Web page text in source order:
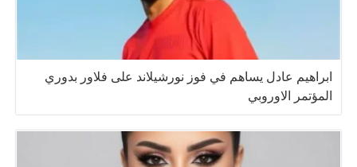
ابراهيم عادل يساهم في فوز نورشيلاند على فلاور بدوري
المؤتمر الاوروبي